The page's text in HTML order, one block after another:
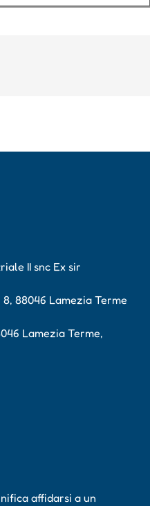
II snc Ex sir
88046 Lamezia Terme
Lamezia Terme,
affidarsi a un